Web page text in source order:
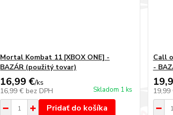
Mortal Kombat 11 [XBOX ONE] -
BAZÁR (použitý tovar)
16,99 €/ks
16,99 € bez DPH Skladom 1 ks
Pridať do košíka
Call
-
19,99